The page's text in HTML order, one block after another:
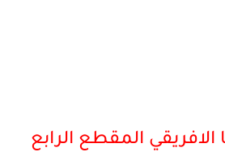
المقطع الرابع